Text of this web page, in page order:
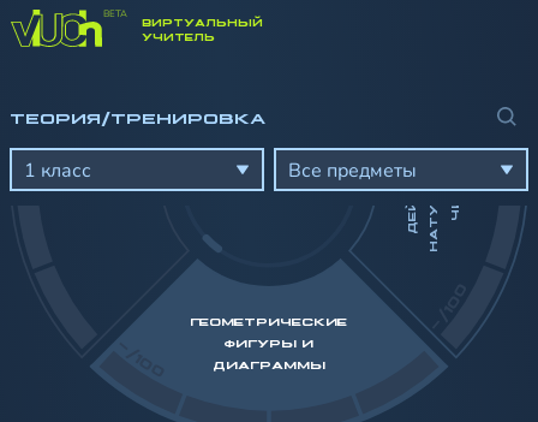
ВИРТУАЛЬНЫЙ
УЧИТЕЛЬ
1 класс Все предметы
ТЕОРИЯ/ТРЕНИРОВКА
Д
Е
Й
С
Т
В
И
Я
С
Н
А
Т
У
Р
А
Л
Ь
Н
Ы
МИ
Ч
И
С
Л
А
М И
ГЕОМЕТРИЧЕСКИЕ
ФИГУРЫ И
ДИАГРАММЫ